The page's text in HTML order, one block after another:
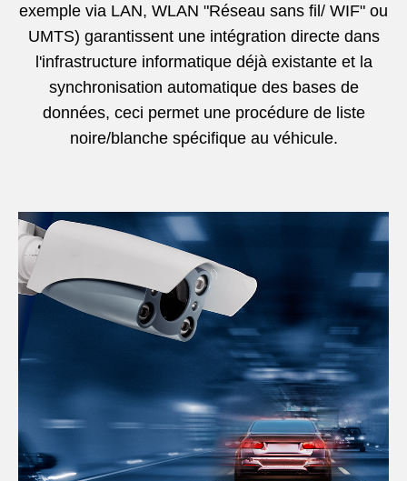
exemple via LAN, WLAN "Réseau sans fil/ WIF" ou
UMTS) garantissent une intégration directe dans
l'infrastructure informatique déjà existante et la
synchronisation automatique des bases de
données, ceci permet une procédure de liste
noire/blanche spécifique au véhicule.